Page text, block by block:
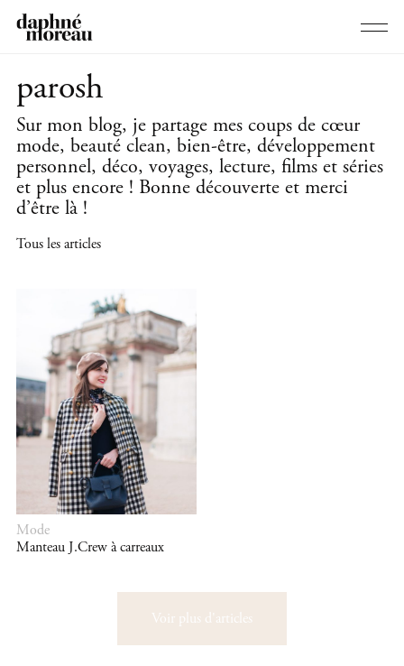
parosh
Sur mon blog, je partage mes coups de cœur
mode, beauté clean, bien-être, développement
personnel, déco, voyages, lecture, films et séries
et plus encore ! Bonne découverte et merci
d’être là !
Tous les articles
Mode
Manteau J.Crew à carreaux
Voir plus d'articles